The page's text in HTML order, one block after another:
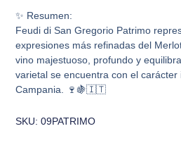
✨ Resumen:
Feudi di San Gregorio Patrimo
expresiones más refinadas del
vino majestuoso, profundo y
varietal se encuentra con el
Campania. 🍷🍇🇮🇹
SKU: 09PATRIMO